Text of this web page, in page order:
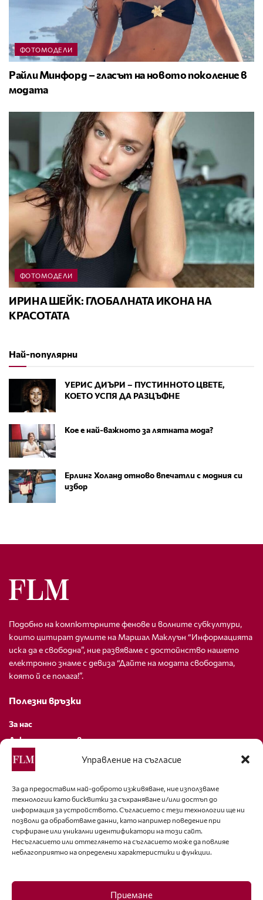
Управление на съгласие
За да предоставим най-доброто изживяване, ние използваме
технологии като бисквитки за съхраняване и/или достъп до
информация за устройството. Съгласието с тези технологии ще ни
позволи да обработваме данни, като например поведение при
сърфиране или уникални идентификатори на този сайт.
Несъгласието или оттеглянето на съгласието може да повлияе
неблагоприятно на определени характеристики и функции.
Приемане
ФОТОМОДЕЛИ
Райли Минфорд – гласът на новото поколение в
модата
ФОТОМОДЕЛИ
ИРИНА ШЕЙК: ГЛОБАЛНАТА ИКОНА НА
КРАСОТАТА
Най-популярни
УЕРИС ДИЪРИ – ПУСТИННОТО ЦВЕТЕ,
КОЕТО УСПЯ ДА РАЗЦЪФНЕ
Кое е най-важното за лятната мода?
Ерлинг Холанд отново впечатли с модния си
избор
Подобно на компютърните фенове и волните субкултури,
които цитират думите на Маршал Маклуън “Информацията
иска да е свободна”, ние развяваме с достойнство нашето
електронно знаме с девиза “Дайте на модата свободата,
която й се полага!”.
Полезни връзки
За нас
Декларация за поверителност
Политика за бисквитки
За контакти
editor@fashion-lifestyle.net
+359 88 227 33 47
Последвайте ни
Facebook